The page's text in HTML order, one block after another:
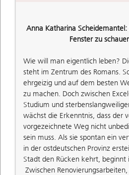
Anna Katharina
Fenster zu
Wie will man eigentlich leben?
steht im Zentrum des Romans.
ehrgeizig und auf dem besten
zu machen. Doch zwischen
Studium und
wächst die Erkenntnis, dass der
vorgezeichnete Weg nicht
sein muss. Als sie spontan ein
in der ostdeutschen Provinz
Stadt den Rücken kehrt, beginnt
Zwischen